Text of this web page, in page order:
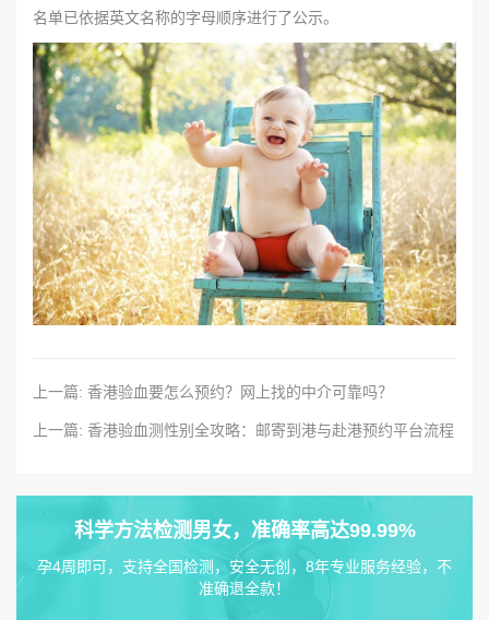
名单已依据英文名称的字母顺序进行了公示。
上一篇: 香港验血要怎么预约？网上找的中介可靠吗？
上一篇: 香港验血测性别全攻略：邮寄到港与赴港预约平台流程
科学方法检测男女，准确率高达99.99%
孕4周即可，支持全国检测，安全无创，8年专业服务经验，不
准确退全款！